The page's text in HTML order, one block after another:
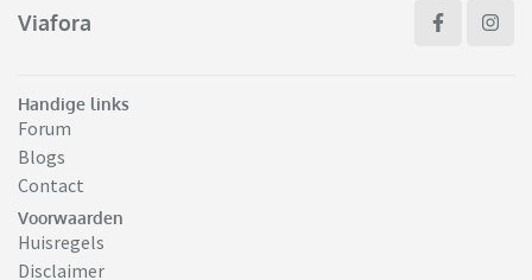
Viafora
Handige links
Forum
Blogs
Contact
Voorwaarden
Huisregels
Disclaimer